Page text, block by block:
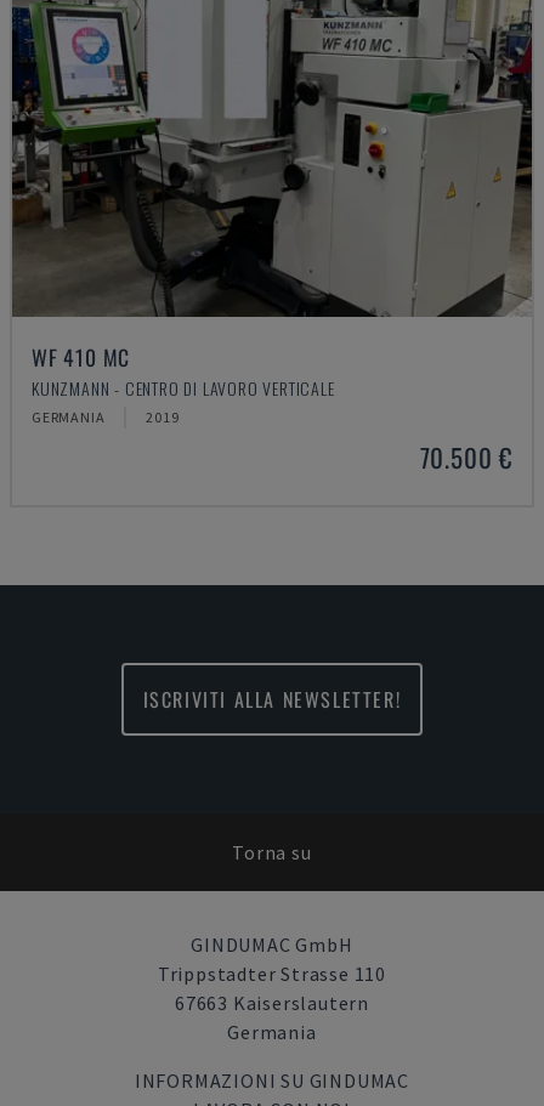
WF 410 MC
KUNZMANN - CENTRO DI LAVORO VERTICALE
GERMANIA 2019
70.500 €
ISCRIVITI ALLA NEWSLETTER!
Torna su
GINDUMAC GmbH
Trippstadter Strasse 110
67663 Kaiserslautern
Germania
INFORMAZIONI SU GINDUMAC